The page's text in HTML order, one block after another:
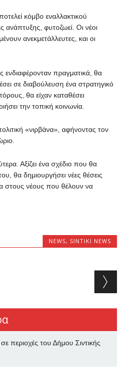
κόμβο εναλλακτικού
ανάπτυξης, φυτοζωεί. Οι νέοι
ανεκμετάλλευτες, και οι
ενδιαφέρονταν πραγματικά, θα
σε διαβούλευση ένα στρατηγικό
θα είχαν καταθέσει
την τοπική κοινωνία.
«νιρβάνα», αφήνοντας τον
Αξίζει ένα σχέδιο που θα
θα δημιουργήσει νέες θέσεις
στους νέους που θέλουν να
NEWS, SINTIKI NEWS
περιοχές του Δήμου Σιντικής